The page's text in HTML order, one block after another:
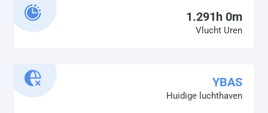
1.291h 0m
Vlucht Uren
YBAS
Huidige luchthaven